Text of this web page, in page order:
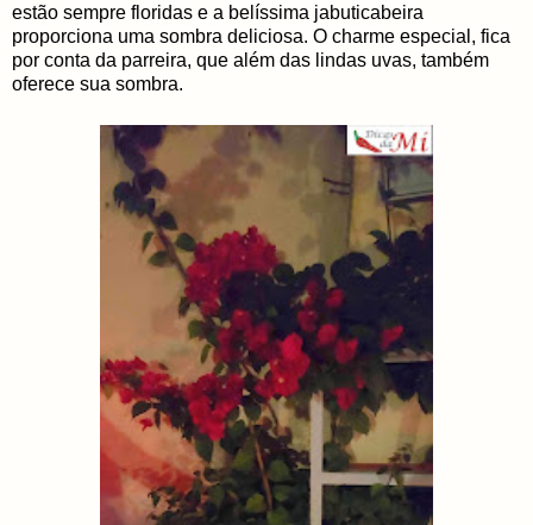
estão sempre floridas e a belíssima jabuticabeira
proporciona uma sombra deliciosa. O charme especial, fica
por conta da parreira, que além das lindas uvas, também
oferece sua sombra.